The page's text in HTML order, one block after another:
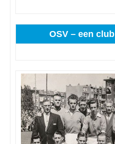
OSV – een